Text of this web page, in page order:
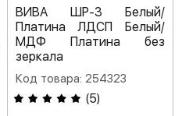
ВИВА ШР-3 Белый/
Платина ЛДСП Белый/
МДФ Платина без
зеркала
Код товара: 254323
(5)